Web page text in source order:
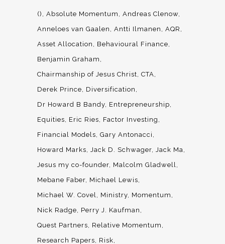
() Absolute Momentum
Andreas Clenow
Anneloes van Gaalen
Antti Ilmanen
AQR
Asset Allocation
Behavioural Finance
Benjamin Graham
Chairmanship of Jesus Christ CTA
Derek Prince
Diversification
Dr Howard B Bandy Entrepreneurship
Equities
Eric Ries
Factor Investing
Financial Models Gary Antonacci
Howard Marks Jack D. Schwager Jack Ma
Jesus my co-founder Malcolm Gladwell
Mebane Faber Michael Lewis
Michael W. Covel
Ministry Momentum
Nick Radge
Perry J. Kaufman
Quest Partners
Relative Momentum
Research Papers
Risk